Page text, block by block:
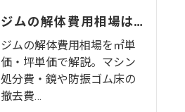
ジムの解体費用相場はいくら？㎡単価・坪単価・マシン処分費・費用を抑えるコツを解説
ジムの解体費用相場を㎡単
価・坪単価で解説。マシン
処分費・鏡や防振ゴム床の
撤去費…